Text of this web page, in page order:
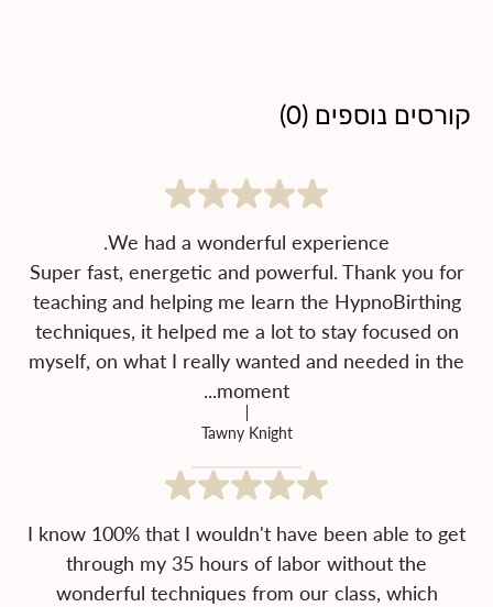
קורסים נוספים (
0
)
Super fast, energetic and powerful. Thank you for
teaching and helping me learn the HypnoBirthing
techniques, it helped me a lot to stay focused on
myself, on what I really wanted and needed in the
moment...
Tawny Knight
I know 100% that I wouldn't have been able to get
through my 35 hours of labor without the
wonderful techniques from our class, which